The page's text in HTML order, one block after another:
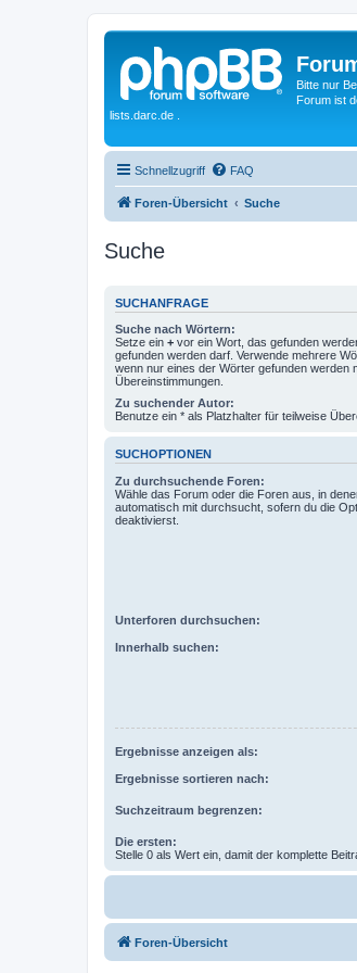
Bitte nur
Forum ist
lists.darc.de .
Schnellzugriff FAQ
Foren-Übersicht Suche
Suche
SUCHANFRAGE
Suche nach Wörtern:
Setze ein + vor ein Wort, das gefunden
gefunden werden darf. Verwende mehrere
wenn nur eines der Wörter gefunden werden
Übereinstimmungen.
Zu suchender Autor:
Benutze ein * als Platzhalter für teilweise
SUCHOPTIONEN
Zu durchsuchende Foren:
Wähle das Forum oder die Foren aus, in
automatisch mit durchsucht, sofern du die
deaktivierst.
Unterforen durchsuchen:
Innerhalb suchen:
Ergebnisse anzeigen als:
Ergebnisse sortieren nach:
Suchzeitraum begrenzen:
Die ersten:
Stelle 0 als Wert ein, damit der komplette
Foren-Übersicht